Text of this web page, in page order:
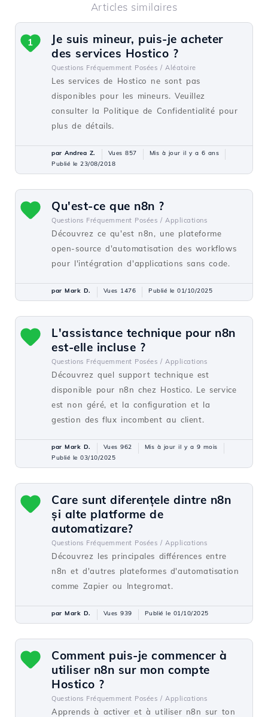
Articles similaires
Je suis mineur, puis-je acheter
des services Hostico ?
Questions Fréquemment Posées / Aléatoire
Les services de Hostico ne sont pas
disponibles pour les mineurs. Veuillez
consulter la Politique de Confidentialité pour
plus de détails.
1
par Andrea Z. Vues 857
Mis à jour il y a 6 ans
Publié le 23/08/2018
Qu'est-ce que n8n ?
Questions Fréquemment Posées / Applications
Découvrez ce qu'est n8n, une plateforme
open-source d'automatisation des workflows
pour l'intégration d'applications sans code.
par Mark D. Vues 1476 Publié le 01/10/2025
L'assistance technique pour n8n
est-elle incluse ?
Questions Fréquemment Posées / Applications
Découvrez quel support technique est
disponible pour n8n chez Hostico. Le service
est non géré, et la configuration et la
gestion des flux incombent au client.
par Mark D. Vues 962
Mis à jour il y a 9 mois
Publié le 03/10/2025
Care sunt diferențele dintre n8n
și alte platforme de
automatizare?
Questions Fréquemment Posées / Applications
Découvrez les principales différences entre
n8n et d'autres plateformes d'automatisation
comme Zapier ou Integromat.
par Mark D. Vues 939 Publié le 01/10/2025
Comment puis-je commencer à
utiliser n8n sur mon compte
Hostico ?
Questions Fréquemment Posées / Applications
Apprends à activer et à utiliser n8n sur ton